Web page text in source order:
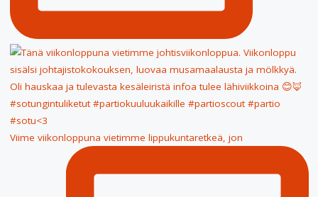
Viime viikonloppuna vietimme lippukuntaretkeä, jon